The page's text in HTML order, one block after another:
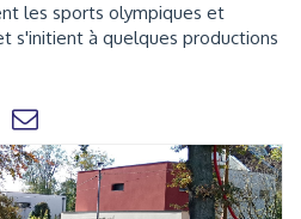
les sports olympiques et
s'initient à quelques productions